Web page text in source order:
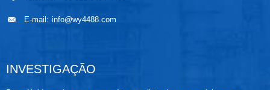
E-mail: info@wy4488.com
INVESTIGAÇÃO